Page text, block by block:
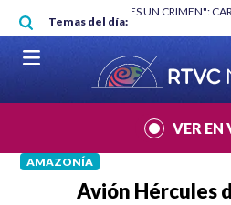
Pasar al contenido principal
Temas del día:
"HABLAR NO ES UN CRIMEN":
VER EN
AMAZONÍA
Avión Hércules